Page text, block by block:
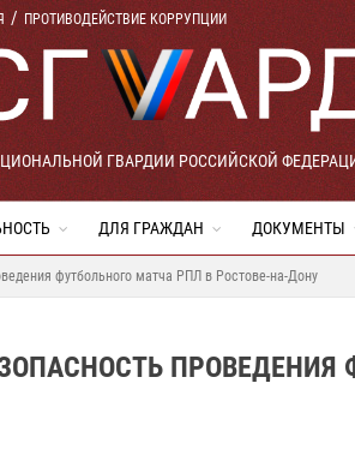
ПРОТИВОДЕЙСТВИЕ КОРРУПЦИИ
ГВАРДИИ РОССИЙСКОЙ
ДЛЯ ГРАЖДАН ДОКУМЕНТЫ
футбольного матча РПЛ в Ростове-на-Дону
ПРОВЕДЕНИЯ